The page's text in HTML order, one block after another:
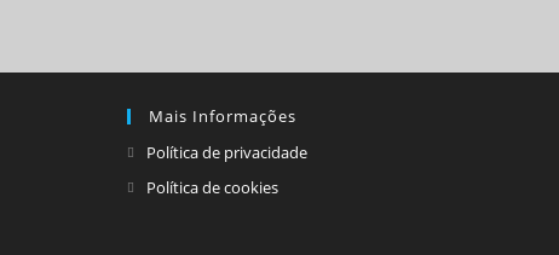
Mais Informações
Política de privacidade
Política de cookies